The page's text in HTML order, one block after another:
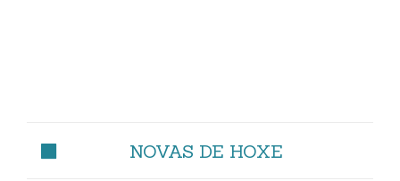
NOVAS DE HOXE